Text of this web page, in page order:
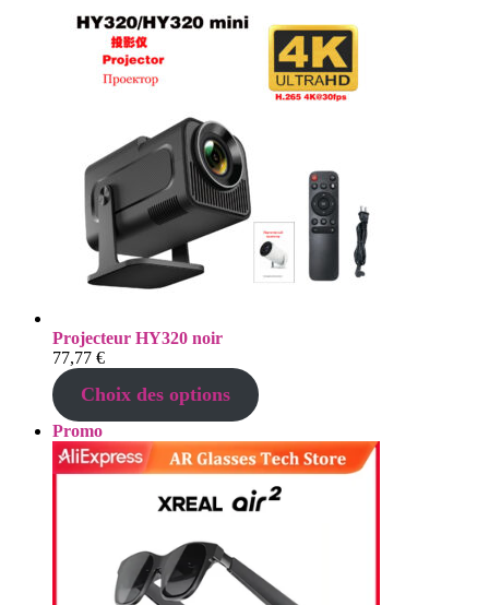
Projecteur HY320 noir
77,77 €
Choix des options
PromoProduit
en
promotion